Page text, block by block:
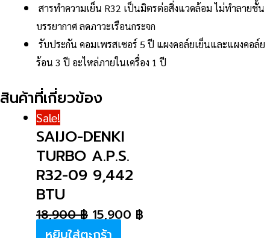
สารทำความเย็น R32 เป็นมิตรต่อสิ่งแวดล้อม ไม่ทำลายชั้น
บรรยากาศ ลดภาวะเรือนกระจก
รับประกัน คอมเพรสเซอร์ 5 ปี แผงคอล์ยเย็นและแผงคอล์ย
ร้อน 3 ปี อะไหล่ภายในเครื่อง 1 ปี
สินค้าที่เกี่ยวข้อง
Sale!
SAIJO-DENKI
TURBO A.P.S.
R32-09 9,442
BTU
18,900฿ 15,900 ฿
หยิบใส่ตะกร้า